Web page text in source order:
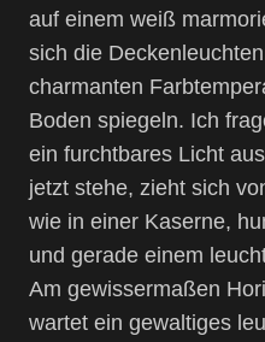
auf einem weiß
sich die
charmanten
Boden spiegeln. Ich
ein furchtbares Licht
jetzt stehe, zieht sich
wie in einer Kaserne,
und gerade einem
Am gewissermaßen
wartet ein gewaltiges